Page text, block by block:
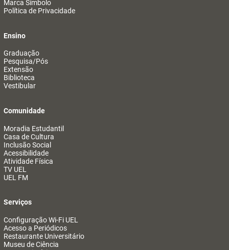
Marca Símbolo
Política de Privacidade
Ensino
Graduação
Pesquisa/Pós
Extensão
Biblioteca
Vestibular
Comunidade
Moradia Estudantil
Casa de Cultura
Inclusão Social
Acessibilidade
Atividade Física
TV UEL
UEL FM
Serviços
Configuração Wi-Fi UEL
Acesso a Periódicos
Restaurante Universitário
Museu de Ciência